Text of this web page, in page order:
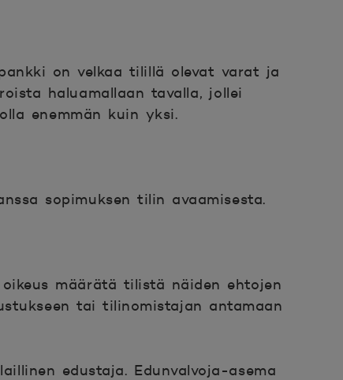
on velkaa tilillä olevat varat ja
haluamallaan tavalla, jollei
enemmän kuin yksi.
sopimuksen tilin avaamisesta.
määrätä tilistä näiden ehtojen
tai tilinomistajan antamaan
edustaja. Edunvalvoja-asema